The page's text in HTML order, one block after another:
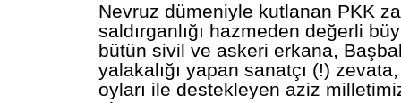
Nevruz dümeniyle kutlanan PKK
saldırganlığı hazmeden değerli
bütün sivil ve askeri erkana,
yalakalığı yapan sanatçı (!)
oyları ile destekleyen aziz